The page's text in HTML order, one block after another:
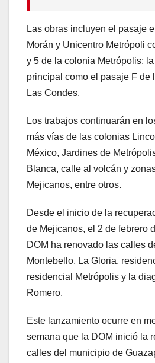
Las obras incluyen el pasaje
Morán y Unicentro Metrópoli
y 5 de la colonia Metrópolis;
principal como el pasaje F de
Las Condes.
Los trabajos continuarán en
más vías de las colonias
México, Jardines de
Blanca, calle al volcán y
Mejicanos, entre otros.
Desde el inicio de la
de Mejicanos, el 2 de febrero
DOM ha renovado las calles
Montebello, La Gloria,
residencial Metrópolis y la
Romero.
Este lanzamiento ocurre en
semana que la DOM inició la
calles del municipio de